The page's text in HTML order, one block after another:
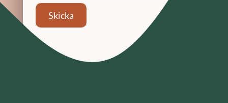
Skicka